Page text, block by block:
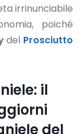
irrinunciabile
poiché
del Prosciutto
il
del